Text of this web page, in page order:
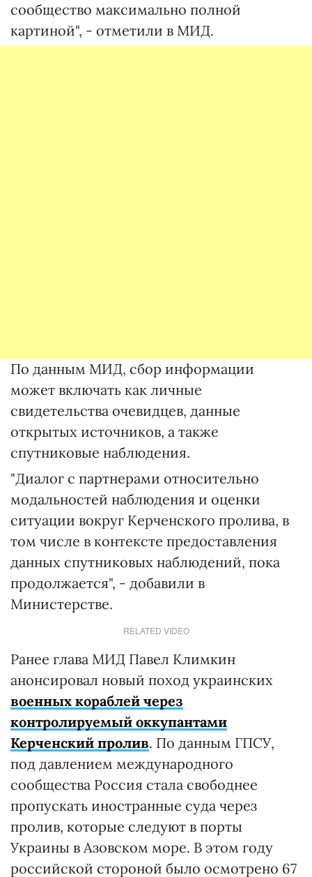
сообщество максимально полной
картиной", - отметили в МИД.
По данным МИД, сбор информации
может включать как личные
свидетельства очевидцев, данные
открытых источников, а также
спутниковые наблюдения.
"Диалог с партнерами относительно
модальностей наблюдения и оценки
ситуации вокруг Керченского пролива, в
том числе в контексте предоставления
данных спутниковых наблюдений, пока
продолжается", - добавили в
Министерстве.
RELATED VIDEO
Ранее глава МИД Павел Климкин
анонсировал новый поход украинских
военных кораблей через
контролируемый оккупантами
Керченский пролив. По данным ГПСУ,
под давлением международного
сообщества Россия стала свободнее
пропускать иностранные суда через
пролив, которые следуют в порты
Украины в Азовском море. В этом году
российской стороной было осмотрено 67